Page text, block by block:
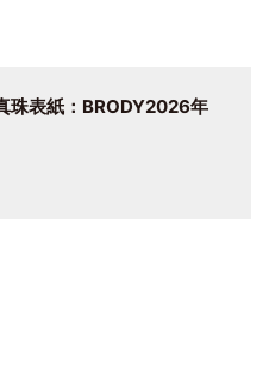
珠表紙：BRODY2026年